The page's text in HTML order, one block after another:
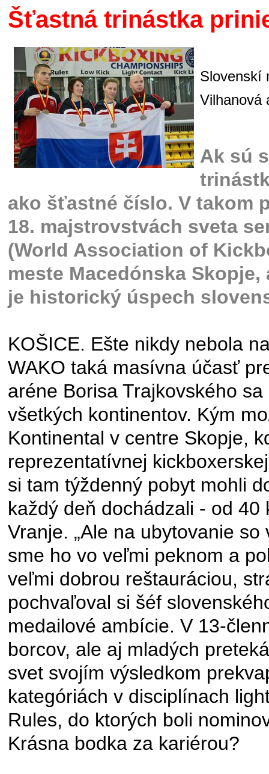
Šťastná trinástka
Slovenskí
Vilhanová
Ak sú
ako šťastné číslo. V takom
18. majstrovstvách sveta
(World Association of
meste Macedónska
je historický úspech
KOŠICE. Ešte nikdy nebola
WAKO taká masívna účasť
aréne Borisa Trajkovského
všetkých kontinentov. Kým
Kontinental v centre Skopje,
reprezentatívnej
si tam týždenný pobyt mohli
každý deň dochádzali - od
Vranje. „Ale na ubytovanie
sme ho vo veľmi peknom a
veľmi dobrou reštauráciou,
pochvaľoval si šéf
medailové ambície. V 13-
borcov, ale aj mladých
svet svojím výsledkom
kategóriách v disciplínach
Rules, do ktorých boli
Krásna bodka za kariérou?